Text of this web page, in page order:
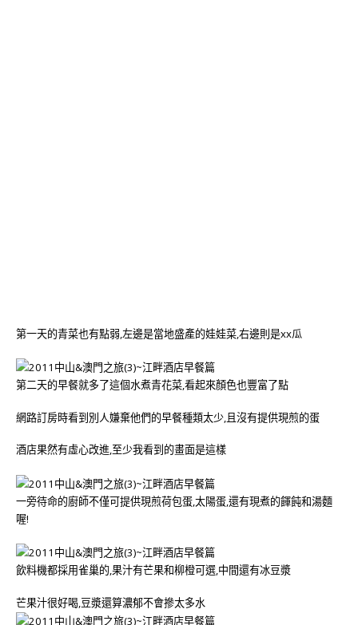
第一天的青菜也有點弱,左邊是當地盛產的娃娃菜,右邊則是xx瓜
第二天的早餐就多了這個水煮青花菜,看起來顏色也豐富了點
網路訂房時看到別人嫌棄他們的早餐種類太少,且沒有提供現煎的蛋
酒店果然有虛心改進,至少我看到的畫面是這樣
一旁待命的廚師不僅可提供現煎荷包蛋,太陽蛋,還有現煮的餫飩和湯麵
喔!
飲料機都採用雀巢的,果汁有芒果和柳橙可選,中間還有冰豆漿
芒果汁很好喝,豆漿還算濃郁不會摻太多水